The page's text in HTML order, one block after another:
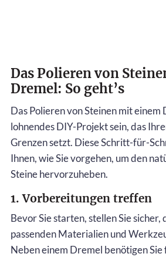
Das Polieren von
Dremel: So geht’s
Das Polieren von Steinen mit einem
lohnendes DIY-Projekt sein, das
Grenzen setzt. Diese Schritt-für-
Ihnen, wie Sie vorgehen, um den
Steine hervorzuheben.
1. Vorbereitungen treffen
Bevor Sie starten, stellen Sie sicher,
passenden Materialien und
Neben einem Dremel benötigen Sie